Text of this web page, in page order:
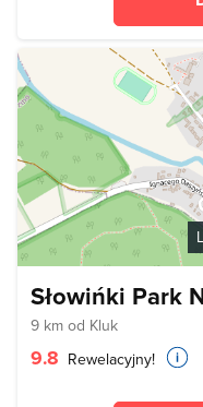
Słowińki Park
9 km od Kluk
9.8 Rewelacyjny!